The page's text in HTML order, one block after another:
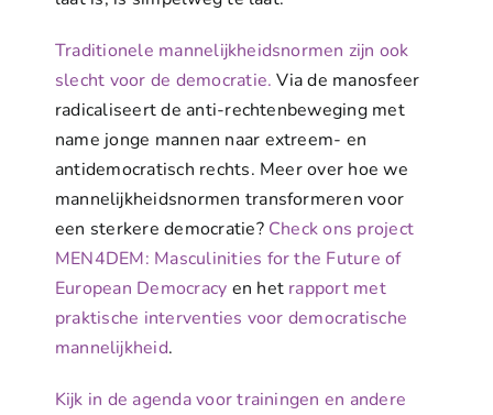
Traditionele mannelijkheidsnormen zijn ook
slecht voor de democratie. Via de manosfeer
radicaliseert de anti-rechtenbeweging met
name jonge mannen naar extreem- en
antidemocratisch rechts. Meer over hoe we
mannelijkheidsnormen transformeren voor
een sterkere democratie? Check ons project
MEN4DEM: Masculinities for the Future of
European Democracy en het rapport met
praktische interventies voor democratische
mannelijkheid.
Kijk in de agenda voor trainingen en andere